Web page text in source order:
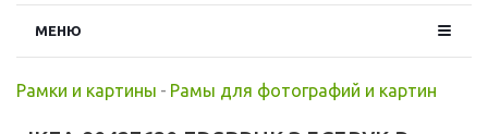
МЕНЮ
Рамки и картины - Рамы для фотографий и картин